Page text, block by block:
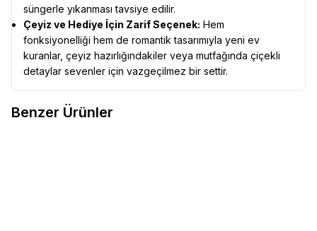
süngerle yıkanması tavsiye edilir.
Çeyiz ve Hediye İçin Zarif Seçenek: Hem
fonksiyonelliği hem de romantik tasarımıyla yeni ev
kuranlar, çeyiz hazırlığındakiler veya mutfağında çiçekli
detaylar sevenler için vazgeçilmez bir settir.
Benzer Ürünler